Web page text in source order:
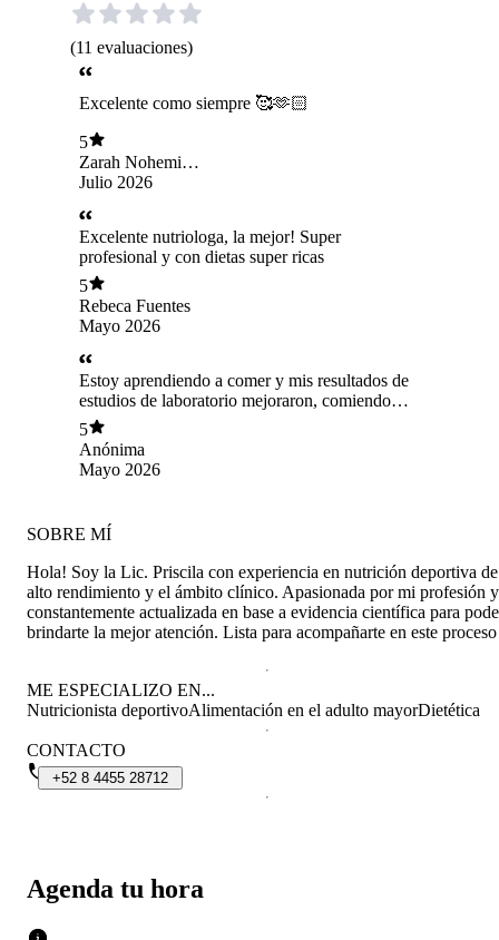
(11 evaluaciones)
Excelente como siempre 🥰🫶🏻
5
Zarah Nohemi
Medina Osorio
Julio 2026
Excelente nutriologa, la mejor! Super
profesional y con dietas super ricas
5
Rebeca Fuentes
Mayo 2026
Estoy aprendiendo a comer y mis resultados de
estudios de laboratorio mejoraron, comiendo
muy rico 100% recomendada
5
Anónima
Mayo 2026
Agenda tu hora
SOBRE MÍ
Hola! Soy la Lic. Priscila con experiencia en nutrición deportiva de
alto rendimiento y el ámbito clínico. Apasionada por mi profesión y
constantemente actualizada en base a evidencia científica para
brindarte la mejor atención. Lista para acompañarte en este proceso
ME ESPECIALIZO EN...
Nutricionista deportivoAlimentación en el adulto mayorDietética
CONTACTO
+52 8 4455 28712